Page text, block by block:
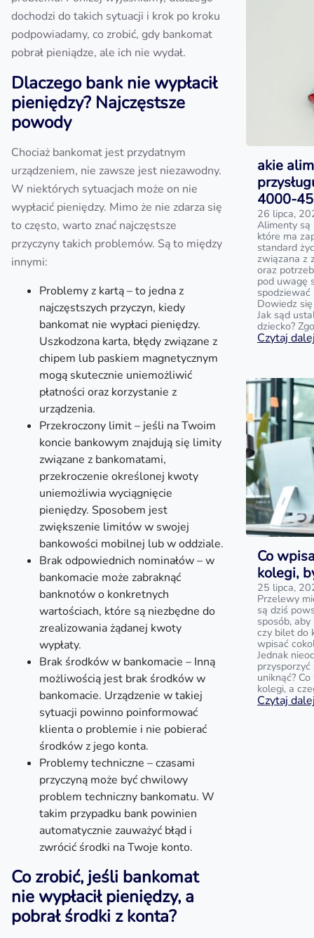
dochodzi do takich sytuacji i krok po kroku
podpowiadamy, co zrobić, gdy bankomat
pobrał pieniądze, ale ich nie wydał.
Dlaczego bank nie wypłacił
pieniędzy? Najczęstsze
powody
Chociaż bankomat jest przydatnym
urządzeniem, nie zawsze jest niezawodny.
W niektórych sytuacjach może on nie
wypłacić pieniędzy. Mimo że nie zdarza się
to często, warto znać najczęstsze
przyczyny takich problemów. Są to między
innymi:
Problemy z kartą – to jedna z
najczęstszych przyczyn, kiedy
bankomat nie wypłaci pieniędzy.
Uszkodzona karta, błędy związane z
chipem lub paskiem magnetycznym
mogą skutecznie uniemożliwić
płatności oraz korzystanie z
urządzenia.
Przekroczony limit – jeśli na Twoim
koncie bankowym znajdują się limity
związane z bankomatami,
przekroczenie określonej kwoty
uniemożliwia wyciągnięcie
pieniędzy. Sposobem jest
zwiększenie limitów w swojej
bankowości mobilnej lub w oddziale.
Brak odpowiednich nominałów – w
bankomacie może zabraknąć
banknotów o konkretnych
wartościach, które są niezbędne do
zrealizowania żądanej kwoty
wypłaty.
Brak środków w bankomacie – Inną
możliwością jest brak środków w
bankomacie. Urządzenie w takiej
sytuacji powinno poinformować
klienta o problemie i nie pobierać
środków z jego konta.
Problemy techniczne – czasami
przyczyną może być chwilowy
problem techniczny bankomatu. W
takim przypadku bank powinien
automatycznie zauważyć błąd i
zwrócić środki na Twoje konto.
Co zrobić, jeśli bankomat
nie wypłacił pieniędzy, a
pobrał środki z konta?
akie
4000-
26 lipca,
Alimenty są
które ma
standard
związana z
oraz
pod uwagę
Dowiedz
Jak sąd
dziecko?
Czytaj
Co
kolegi,
25 lipca,
Przelewy
są dziś
sposób,
czy bilet do
wpisać
Jednak
uniknąć?
kolegi, a
Czytaj